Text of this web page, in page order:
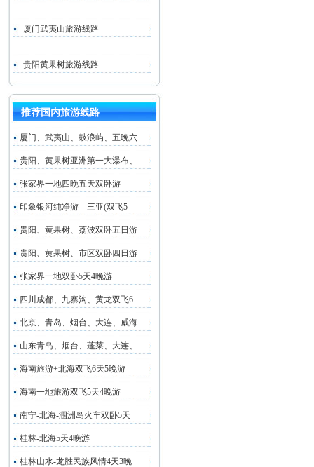
厦门武夷山旅游线路
贵阳黄果树旅游线路
推荐国内旅游线路
厦门、武夷山、鼓浪屿、五晚六
贵阳、黄果树亚洲第一大瀑布、
张家界一地四晚五天双卧游
印象银河纯净游---三亚(双飞5
贵阳、黄果树、荔波双卧五日游
贵阳、黄果树、市区双卧四日游
张家界一地双卧5天4晚游
四川成都、九寨沟、黄龙双飞6
北京、青岛、烟台、大连、威海
山东青岛、烟台、蓬莱、大连、
海南旅游+北海双飞6天5晚游
海南一地旅游双飞5天4晚游
南宁-北海-涠洲岛火车双卧5天
桂林-北海5天4晚游
桂林山水-龙胜民族风情4天3晚